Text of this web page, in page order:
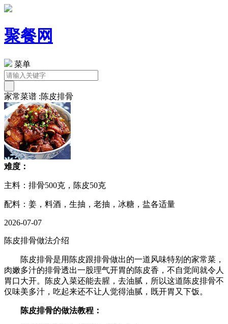
聚餐网
菜单
家常菜谱 :陈皮排骨
难度：
主料：排骨500克，陈皮50克
配料：姜，料酒，生抽，老抽，冰糖，盐各适量
2026-07-07
陈皮排骨做法介绍
陈皮排骨是用陈皮跟排骨做出的一道风味特别的家常菜，
肉嫩多汁的排骨透出一股理气开胃的陈皮香，不自觉间就令人
胃口大开。陈皮入菜还能去腥，去油腻，所以这道陈皮排骨不
仅味美多汁，吃起来还不让人觉得油腻，既开胃又下饭。
陈皮排骨的做法教程：